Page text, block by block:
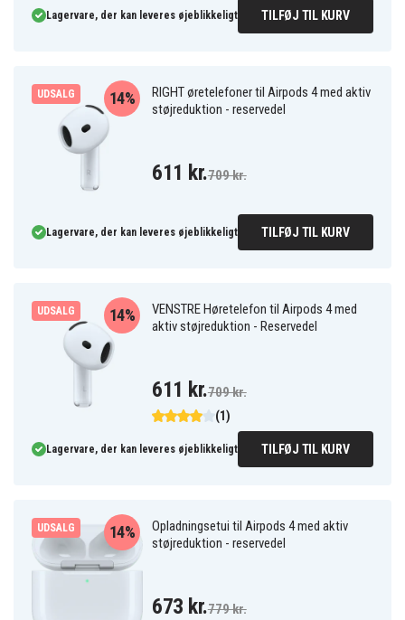
Lagervare, der kan leveres øjeblikkeligt TILFØJ TIL KURV
UDSALG
RIGHT øretelefoner til Airpods 4 med aktiv
støjreduktion - reservedel
14%
611 kr.709 kr.
Lagervare, der kan leveres øjeblikkeligt TILFØJ TIL KURV
UDSALG
VENSTRE Høretelefon til Airpods 4 med
aktiv støjreduktion - Reservedel
(1)
14%
611 kr.709 kr.
Lagervare, der kan leveres øjeblikkeligt TILFØJ TIL KURV
UDSALG
Opladningsetui til Airpods 4 med aktiv
støjreduktion - reservedel
14%
673 kr.779 kr.